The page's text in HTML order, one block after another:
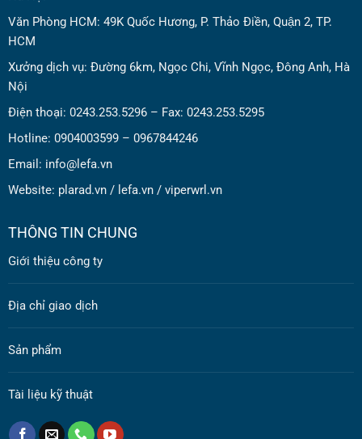
Văn Phòng HCM: 49K Quốc Hương, P. Thảo Điền, Quận 2, TP.
HCM
Xưởng dịch vụ: Đường 6km, Ngọc Chi, Vĩnh Ngọc, Đông Anh, Hà
Nội
Điện thoại: 0243.253.5296 – Fax: 0243.253.5295
Hotline: 0904003599 – 0967844246
Email: info@lefa.vn
Website: plarad.vn/ lefa.vn/ viperwrl.vn
THÔNG TIN CHUNG
Giới thiệu công ty
Địa chỉ giao dịch
Sản phẩm
Tài liệu kỹ thuật